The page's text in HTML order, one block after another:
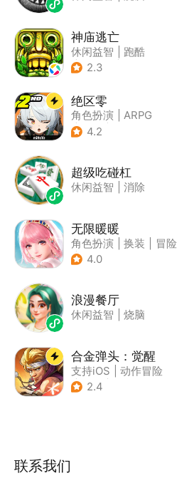
神庙逃亡
休闲益智
跑酷
| 欧美风
2.3
绝区零
角色扮演
ARPG
| 冒险
4.2
超级吃碰杠
休闲益智 消除
无限暖暖
角色扮演 换装
冒险
| 开放世界
4.0
浪漫餐厅
休闲益智 烧脑
合金弹头：觉醒
支持iOS
动作冒险
| 射击
2.4
联系我们